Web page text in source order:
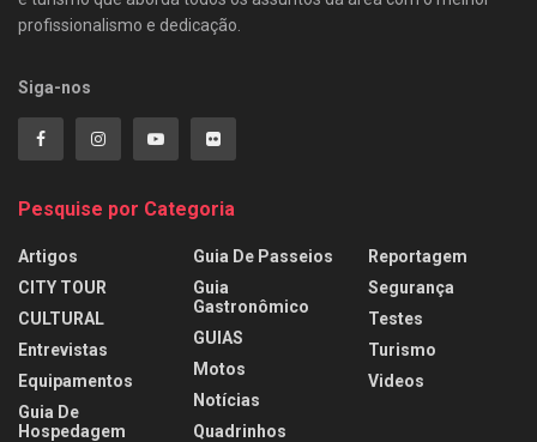
profissionalismo e dedicação.
Siga-nos
Pesquise por Categoria
Artigos
CITY TOUR
CULTURAL
Entrevistas
Equipamentos
Guia De
Hospedagem
Guia De Passeios
Guia
Gastronômico
GUIAS
Motos
Notícias
Quadrinhos
Reportagem
Segurança
Testes
Turismo
Videos